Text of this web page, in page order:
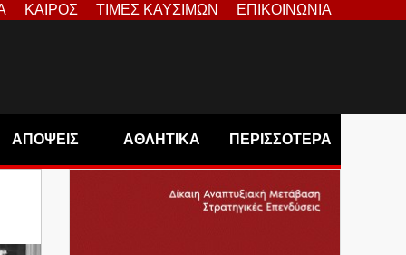
ΚΑΙΡΟΣ ΤΙΜΕΣ ΚΑΥΣΙΜΩΝ ΕΠΙΚΟΙΝΩΝΙΑ
ΑΠΟΨΕΙΣ ΑΘΛΗΤΙΚΑ ΠΕΡΙΣΣΟΤΕΡΑ